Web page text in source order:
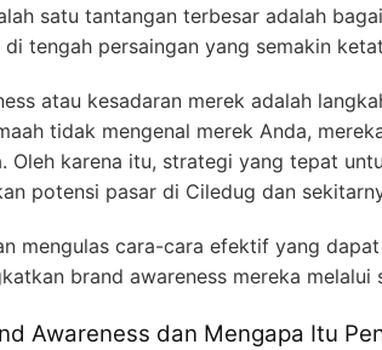
satu tantangan terbesar adalah
di tengah persaingan yang semakin
atau kesadaran merek adalah
tidak mengenal merek Anda,
Oleh karena itu, strategi yang tepat
potensi pasar di Ciledug dan
mengulas cara-cara efektif yang
brand awareness mereka
Awareness dan Mengapa Itu